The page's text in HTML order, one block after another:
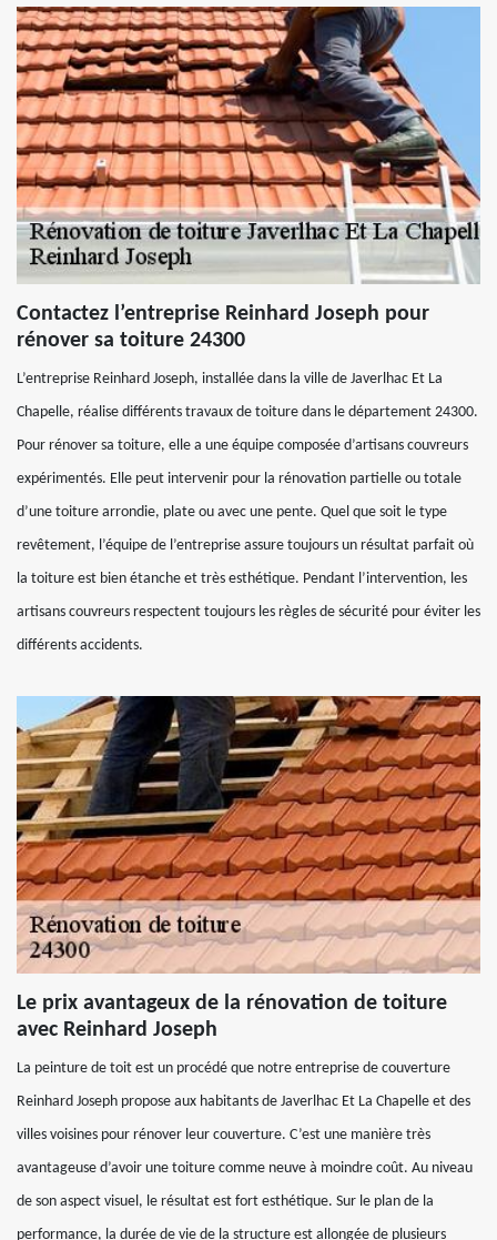
Contactez l’entreprise Reinhard Joseph pour
rénover sa toiture 24300
L’entreprise Reinhard Joseph, installée dans la ville de Javerlhac Et La
Chapelle, réalise différents travaux de toiture dans le département 24300.
Pour rénover sa toiture, elle a une équipe composée d’artisans couvreurs
expérimentés. Elle peut intervenir pour la rénovation partielle ou totale
d’une toiture arrondie, plate ou avec une pente. Quel que soit le type
revêtement, l’équipe de l’entreprise assure toujours un résultat parfait où
la toiture est bien étanche et très esthétique. Pendant l’intervention, les
artisans couvreurs respectent toujours les règles de sécurité pour éviter les
différents accidents.
Le prix avantageux de la rénovation de toiture
avec Reinhard Joseph
La peinture de toit est un procédé que notre entreprise de couverture
Reinhard Joseph propose aux habitants de Javerlhac Et La Chapelle et des
villes voisines pour rénover leur couverture. C’est une manière très
avantageuse d’avoir une toiture comme neuve à moindre coût. Au niveau
de son aspect visuel, le résultat est fort esthétique. Sur le plan de la
performance, la durée de vie de la structure est allongée de plusieurs